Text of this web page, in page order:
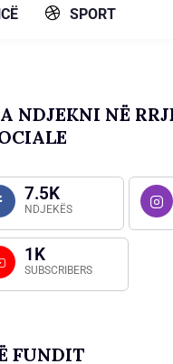
SPORT
NDJEKNI NË
7.5K
NDJEKËS
1K
SUBSCRIBERS
FUNDIT